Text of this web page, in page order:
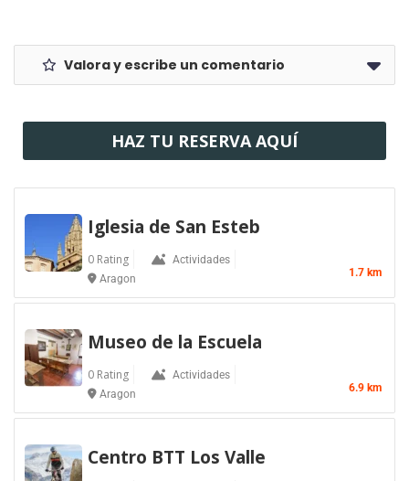
Valora y escribe un comentario
HAZ TU RESERVA AQUÍ
Iglesia de San Esteb
0 Rating
Actividades
Aragon
1.7 km
Museo de la Escuela
0 Rating
Actividades
Aragon
6.9 km
Centro BTT Los Valle